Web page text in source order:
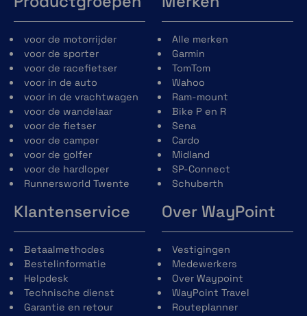
voor de motorrijder
voor de sporter
voor de racefietser
voor in de auto
voor in de vrachtwagen
voor de wandelaar
voor de fietser
voor de camper
voor de golfer
voor de hardloper
Runnersworld Twente
Alle merken
Garmin
TomTom
Wahoo
Ram-mount
Bike P en R
Sena
Cardo
Midland
SP-Connect
Schuberth
Klantenservice
Betaalmethodes
Bestelinformatie
Helpdesk
Technische dienst
Garantie en retour
Over WayPoint
Vestigingen
Medewerkers
Over Waypoint
WayPoint Travel
Routeplanner